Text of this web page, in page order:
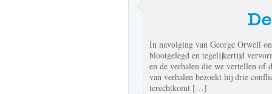
In navolging van George Orwell
blootgelegd en tegelijkertijd
en de verhalen die we vertellen of
van verhalen bezoekt hij drie
terechtkomt […]